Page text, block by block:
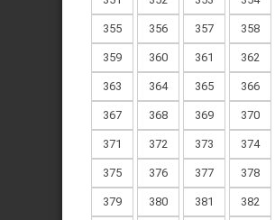
355 356 357 358
359 360 361 362
363 364 365 366
367 368 369 370
371 372 373 374
375 376 377 378
379 380 381 382